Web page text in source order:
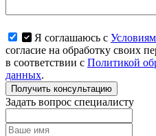
Я соглашаюсь с
согласие на обработку своих
в соответствии с Политикой
данных.
Получить консультацию
Задать вопрос специалисту